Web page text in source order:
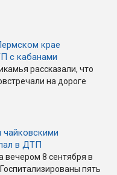
крае
с кабанами
рассказали, что
на дороге
в ДТП
вечером 8 сентября в
пять